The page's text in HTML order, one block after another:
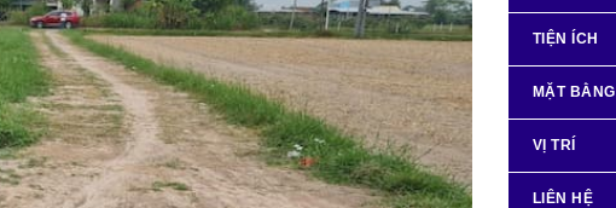
TIỆN ÍCH
MẶT BẰNG
VỊ TRÍ
LIÊN HỆ